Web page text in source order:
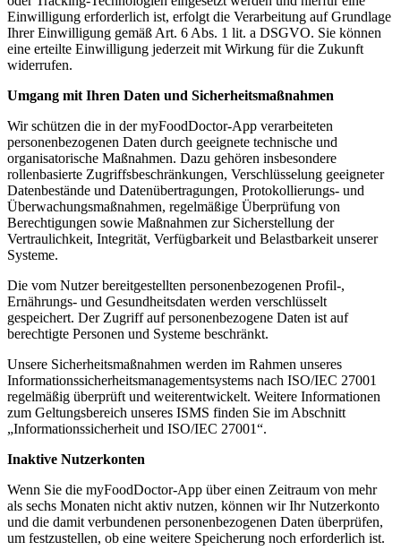
Einwilligung erforderlich ist, erfolgt die Verarbeitung auf Grundlage
Ihrer Einwilligung gemäß Art. 6 Abs. 1 lit. a DSGVO. Sie können
eine erteilte Einwilligung jederzeit mit Wirkung für die Zukunft
widerrufen.
Umgang mit Ihren Daten und Sicherheitsmaßnahmen
Wir schützen die in der myFoodDoctor-App verarbeiteten
personenbezogenen Daten durch geeignete technische und
organisatorische Maßnahmen. Dazu gehören insbesondere
rollenbasierte Zugriffsbeschränkungen, Verschlüsselung geeigneter
Datenbestände und Datenübertragungen, Protokollierungs- und
Überwachungsmaßnahmen, regelmäßige Überprüfung von
Berechtigungen sowie Maßnahmen zur Sicherstellung der
Vertraulichkeit, Integrität, Verfügbarkeit und Belastbarkeit unserer
Systeme.
Die vom Nutzer bereitgestellten personenbezogenen Profil-,
Ernährungs- und Gesundheitsdaten werden verschlüsselt
gespeichert. Der Zugriff auf personenbezogene Daten ist auf
berechtigte Personen und Systeme beschränkt.
Unsere Sicherheitsmaßnahmen werden im Rahmen unseres
Informationssicherheitsmanagementsystems nach ISO/IEC 27001
regelmäßig überprüft und weiterentwickelt. Weitere Informationen
zum Geltungsbereich unseres ISMS finden Sie im Abschnitt
„Informationssicherheit und ISO/IEC 27001“.
Inaktive Nutzerkonten
Wenn Sie die myFoodDoctor-App über einen Zeitraum von mehr
als sechs Monaten nicht aktiv nutzen, können wir Ihr Nutzerkonto
und die damit verbundenen personenbezogenen Daten überprüfen,
um festzustellen, ob eine weitere Speicherung noch erforderlich ist.